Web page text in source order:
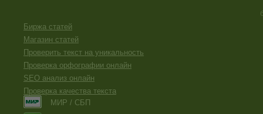
Биржа статей
Магазин статей
Проверить текст на уникальность
Проверка орфографии онлайн
SEO анализ онлайн
Проверка качества текста
МИР / СБП